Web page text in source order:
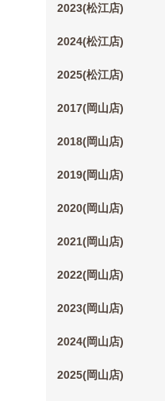
2023(松江店)
2024(松江店)
2025(松江店)
2017(岡山店)
2018(岡山店)
2019(岡山店)
2020(岡山店)
2021(岡山店)
2022(岡山店)
2023(岡山店)
2024(岡山店)
2025(岡山店)